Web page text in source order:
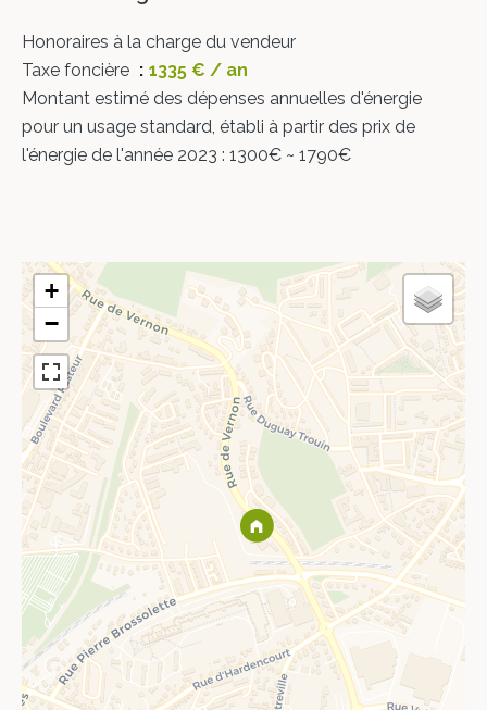
Honoraires à la charge du vendeur
Taxe foncière
1335 € / an
Montant estimé des dépenses annuelles d'énergie
pour un usage standard, établi à partir des prix de
l'énergie de l'année 2023 : 1300€ ~ 1790€
+
−